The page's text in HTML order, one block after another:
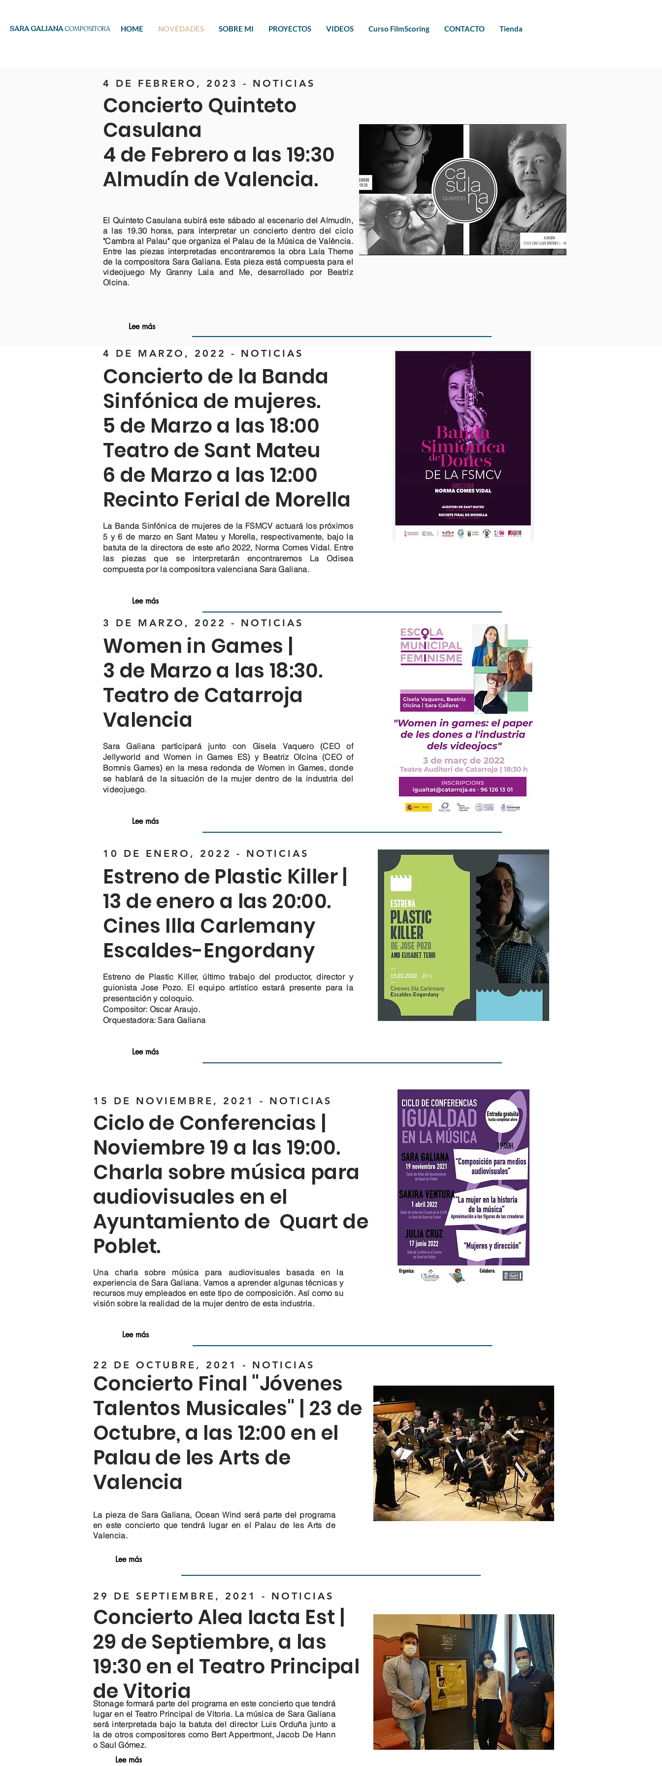
SARA GALIANACOMPOSITORA HOME NOVEDADES SOBRE MI PROYECTOS VIDEOS Curso FilmScoring CONTACTO Tienda
4 DE FEBRERO, 2023 - NOTICIAS
El Quinteto Casulana subirá este sábado al escenario del Almudín,
a las 19.30 horas, para interpretar un concierto dentro del ciclo
"Cambra al Palau" que organiza el Palau de la Música de València.
Entre las piezas interpretadas encontraremos la obra Lala Theme
de la compositora Sara Galiana. Esta pieza está compuesta para el
videojuego My Granny Lala and Me, desarrollado por Beatriz
Olcina.
Concierto Quinteto
Casulana
4 de Febrero a las 19:30
Almudín de Valencia.
Lee más
4 DE MARZO, 2022 - NOTICIAS
Concierto de la Banda
Sinfónica de mujeres.
5 de Marzo a las 18:00
Teatro de Sant Mateu
6 de Marzo a las 12:00
Recinto Ferial de Morella
La Banda Sinfónica de mujeres de la FSMCV actuará los próximos
5 y 6 de marzo en Sant Mateu y Morella, respectivamente, bajo la
batuta de la directora de este año 2022, Norma Comes Vidal. Entre
las piezas que se interpretarán encontraremos La Odisea
compuesta por la compositora valenciana Sara Galiana.
Lee más
3 DE MARZO, 2022 - NOTICIAS
Women in Games |
3 de Marzo a las 18:30.
Teatro de Catarroja
Valencia
Sara Galiana participará junto con Gisela Vaquero (CEO of
Jellyworld and Women in Games ES) y Beatriz Olcina(CEO of
Bomnis Games) en la mesa redonda de Women in Games, donde
se hablará de la situación de la mujer dentro de la industria del
videojuego.
Lee más
10 DE ENERO, 2022 - NOTICIAS
Estreno de Plastic Killer |
13 de enero a las 20:00.
Cines Illa Carlemany
Escaldes-Engordany
Estreno de Plastic Killer, último trabajo del productor, director y
guionista Jose Pozo. El equipo artístico estará presente para la
presentación y coloquio.
Compositor: Oscar Araujo.
Orquestadora: Sara Galiana
Lee más
15 DE NOVIEMBRE, 2021 - NOTICIAS
Ciclo de Conferencias |
Noviembre 19 a las 19:00.
Charla sobre música para
audiovisuales en el
Ayuntamiento de Quart de
Poblet.
Una charla sobre música para audiovisuales basada en la
experiencia de Sara Galiana. Vamos a aprender algunas técnicas y
recursos muy empleados en este tipo de composición. Así como su
visión sobre la realidad de la mujer dentro de esta industria.
Lee más
22 DE OCTUBRE, 2021 - NOTICIAS
Concierto Final "Jóvenes
Talentos Musicales" | 23 de
Octubre, a las 12:00 en el
Palau de les Arts de
Valencia
La pieza de Sara Galiana, Ocean Wind será parte del programa
en este concierto que tendrá lugar en el Palau de les Arts de
Valencia.
Lee más
29 DE SEPTIEMBRE, 2021 - NOTICIAS
Concierto Alea Iacta Est |
29 de Septiembre, a las
19:30 en el Teatro Principal
de Vitoria
Stonage formará parte del programa en este concierto que tendrá
lugar en el Teatro Principal de Vitoria. La música de Sara Galiana
será interpretada bajo la batuta del director Luis Orduña junto a
la de otros compositores como Bert Appertmont, Jacob De Hann
o Saul Gómez.
Lee más